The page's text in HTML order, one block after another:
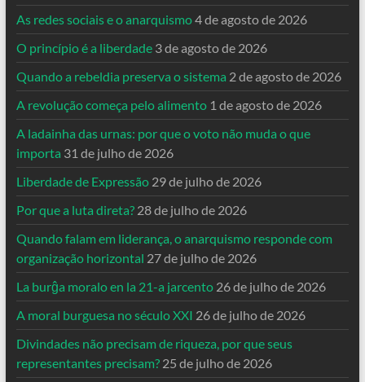
As redes sociais e o anarquismo4 de agosto de 2026
O princípio é a liberdade 3 de agosto de 2026
Quando a rebeldia preserva o sistema 2 de agosto de 2026
A revolução começa pelo alimento 1 de agosto de 2026
A ladainha das urnas: por que o voto não muda o que
importa 31 de julho de 2026
Liberdade de Expressão 29 de julho de 2026
Por que a luta direta? 28 de julho de 2026
Quando falam em liderança, o anarquismo responde com
organização horizontal 27 de julho de 2026
La burĝa moralo en la 21-a jarcento 26 de julho de 2026
A moral burguesa no século XXI 26 de julho de 2026
Divindades não precisam de riqueza, por que seus
representantes precisam? 25 de julho de 2026